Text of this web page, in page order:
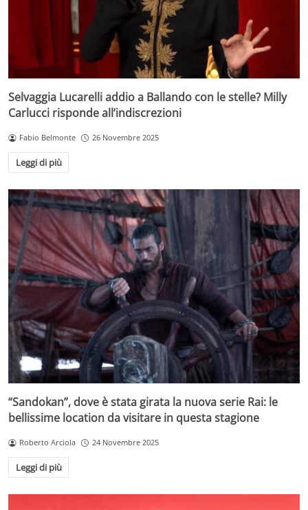
Selvaggia Lucarelli addio a Ballando con le stelle? Milly
Carlucci risponde all’indiscrezioni
Fabio Belmonte 26 Novembre 2025
Leggi di più
“Sandokan”, dove è stata girata la nuova serie Rai: le
bellissime location da visitare in questa stagione
Roberto Arciola 24 Novembre 2025
Leggi di più